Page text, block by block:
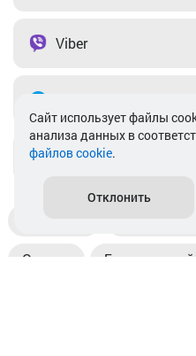
Viber
info@akkamulik.by
Пункты
Оплата Безналичный
Cайт использует файлы
анализа данных в
файлов cookie.
Отклонить